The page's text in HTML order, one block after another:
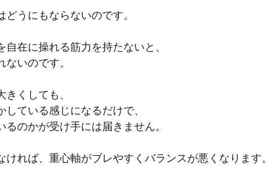
うにもならないのです。
在に操れる筋力を持たないと、
いのです。
くしても、
ている感じになるだけで、
のかが受け手には届きません。
ければ、重心軸がブレやすくバランスが悪くなります。